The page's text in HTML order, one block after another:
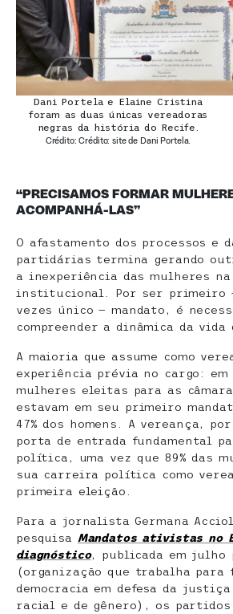
Dani Portela e Elaine Cristina
foram as duas únicas vereadoras
negras da história do Recife.
Crédito: Crédito: site de Dani Portela.
“PRECISAMOS FORMAR
ACOMPANHÁ-LAS”
O afastamento dos processos e
partidárias termina gerando
a inexperiência das mulheres
institucional. Por ser primeiro
vezes único — mandato, é
compreender a dinâmica da
A maioria que assume como
experiência prévia no cargo: em
mulheres eleitas para as
estavam em seu primeiro
47% dos homens. A vereança,
porta de entrada fundamental
política, uma vez que 89% das
sua carreira política como
primeira eleição.
Para a jornalista Germana
pesquisa Mandatos ativistas no
diagnóstico, publicada em julho
(organização que trabalha para
democracia em defesa da
racial e de gênero), os